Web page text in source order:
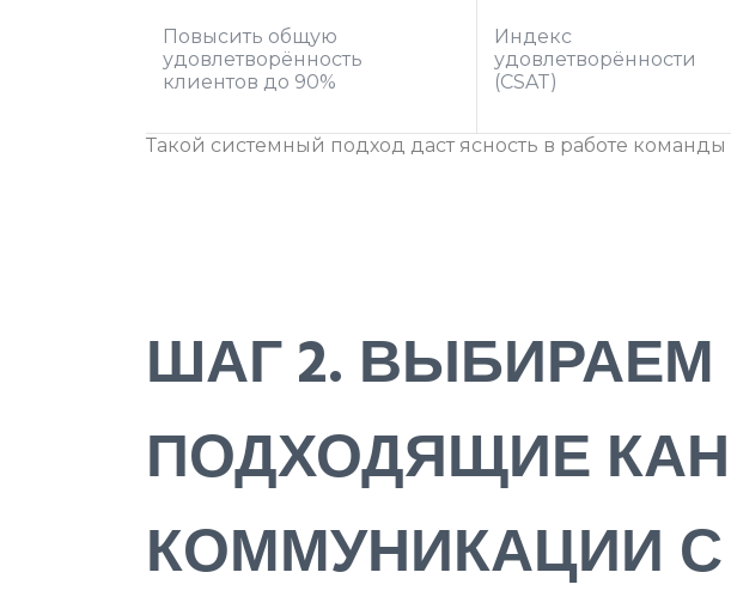
Повысить общую
удовлетворённость
клиентов до 90%
Индекс
удовлетворённости
(CSAT)
Такой системный подход даст ясность в работе
ШАГ 2. ВЫБИРАЕМ
ПОДХОДЯЩИЕ
КОММУНИКАЦИИ С